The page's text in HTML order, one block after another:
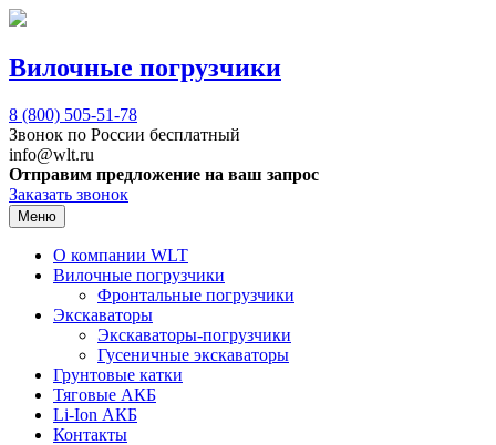
Вилочные погрузчики
8 (800) 505-51-78
Звонок по России бесплатный
info@wlt.ru
Отправим предложение на ваш запрос
Заказать звонок
Меню
О компании WLT
Вилочные погрузчики
Фронтальные погрузчики
Экскаваторы
Экскаваторы-погрузчики
Гусеничные экскаваторы
Грунтовые катки
Тяговые АКБ
Li-Ion АКБ
Контакты